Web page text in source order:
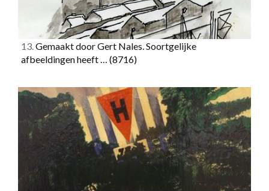
13.Gemaakt door Gert Nales. Soortgelijke
afbeeldingen heeft … (8716)